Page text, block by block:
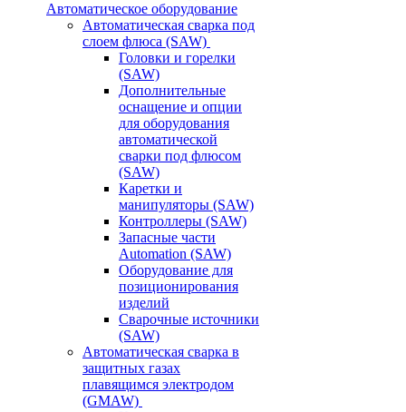
Автоматическое оборудование
Автоматическая сварка под
слоем флюса (SAW)
Головки и горелки
(SAW)
Дополнительные
оснащение и опции
для оборудования
автоматической
сварки под флюсом
(SAW)
Каретки и
манипуляторы (SAW)
Контроллеры (SAW)
Запасные части
Automation (SAW)
Оборудование для
позиционирования
изделий
Сварочные источники
(SAW)
Автоматическая сварка в
защитных газах
плавящимся электродом
(GMAW)